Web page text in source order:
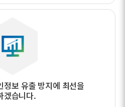
정보 유출 방지에 최선을
겠습니다.